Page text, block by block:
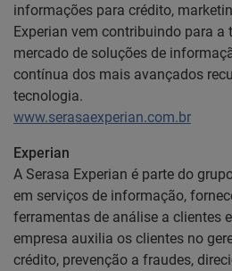
informações para crédito,
Experian vem contribuindo para
mercado de soluções de
contínua dos mais avançados
tecnologia.
www.serasaexperian.com.br
Experian
A Serasa Experian é parte do
em serviços de informação,
ferramentas de análise a clientes
empresa auxilia os clientes no
crédito, prevenção a fraudes,